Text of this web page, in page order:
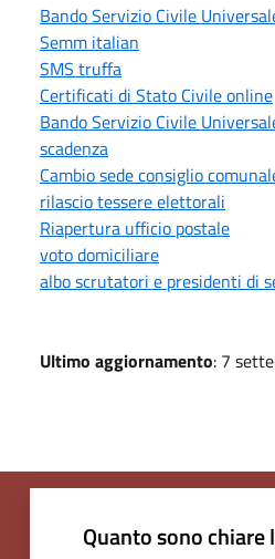
Bando Servizio Civile
Semm italian
SMS truffa
Certificati di Stato Civile online
Bando Servizio Civile
scadenza
Cambio sede consiglio
rilascio tessere elettorali
Riapertura ufficio postale
voto domiciliare
albo scrutatori e presidenti di
Ultimo aggiornamento: 7
Quanto sono